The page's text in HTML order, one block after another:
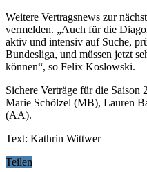
Weitere Vertragsnews zur
vermelden. „Auch für die
aktiv und intensiv auf Suche,
Bundesliga, und müssen jetzt
können“, so Felix Koslowski.
Sichere Verträge für die Saison
Marie Schölzel (MB), Lauren
(AA).
Text: Kathrin Wittwer
Teilen